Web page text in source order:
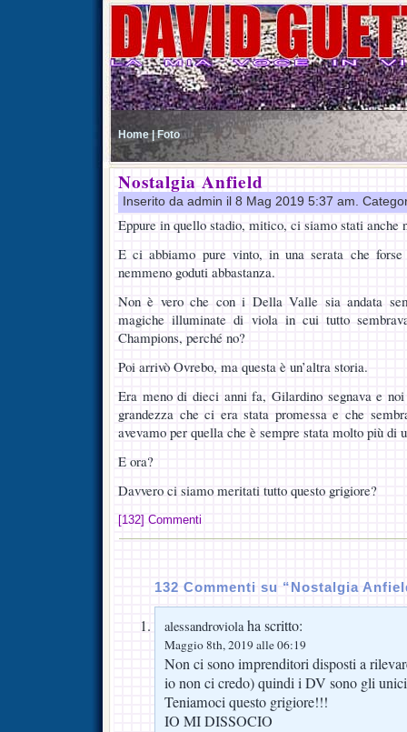
Home | Foto
Nostalgia Anfield
Inserito da admin il 8 Mag 2019 5:37 am.
Eppure in quello stadio, mitico, ci siamo stati anche
E ci abbiamo pure vinto, in una serata che
nemmeno goduti abbastanza.
Non è vero che con i Della Valle sia andata
magiche illuminate di viola in cui tutto
Champions, perché no?
Poi arrivò Ovrebo, ma questa è un’altra storia.
Era meno di dieci anni fa, Gilardino segnava e noi
grandezza che ci era stata promessa e che
avevamo per quella che è sempre stata molto più di
E ora?
Davvero ci siamo meritati tutto questo grigiore?
[132] Commenti
132 Commenti su “Nostalgia
alessandroviolaha scritto:
Maggio 8th, 2019 alle 06:19
Non ci sono imprenditori disposti a
io non ci credo) quindi i DV sono gli
Teniamoci questo grigiore!!!
IO MI DISSOCIO